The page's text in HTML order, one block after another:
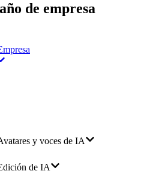
de empresa
y voces de IA
de IA